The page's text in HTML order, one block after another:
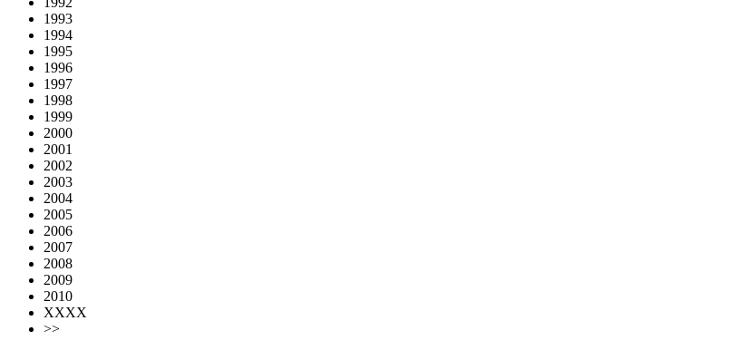
1993
1994
1995
1996
1997
1998
1999
2000
2001
2002
2003
2004
2005
2006
2007
2008
2009
2010
XXXX
>>